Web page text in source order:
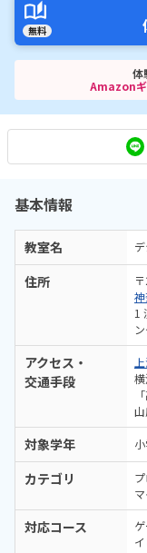
無料
体
Amazonギ
基本情報
教室名
住所
1
アクセス・
交通手段
山
対象学年
カテゴリ
対応コース